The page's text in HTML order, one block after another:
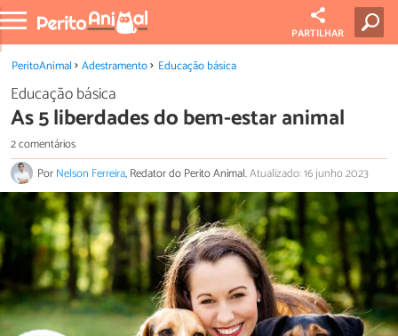
PARTILHAR
PeritoAnimal Adestramento Educação básica
Educação básica
As 5 liberdades do bem-estar animal
2 comentários
PorNelson Ferreira, Redator do Perito Animal.Atualizado: 16 junho 2023